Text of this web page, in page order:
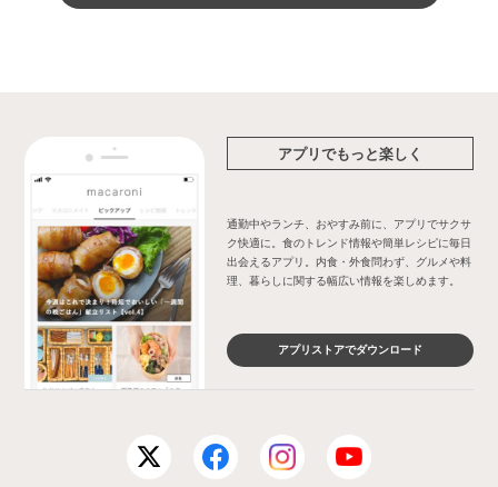
アプリでもっと楽しく
通勤中やランチ、おやすみ前に、アプリでサクサ
ク快適に。食のトレンド情報や簡単レシピに毎日
出会えるアプリ。内食・外食問わず、グルメや料
理、暮らしに関する幅広い情報を楽しめます。
アプリストアでダウンロード